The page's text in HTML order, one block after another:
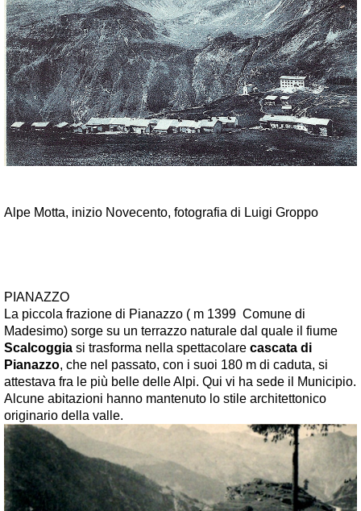
Alpe Motta, inizio Novecento, fotografia di Luigi Groppo
PIANAZZO
La piccola frazione di Pianazzo ( m 1399 Comune di
Madesimo) sorge su un terrazzo naturale dal quale il fiume
Scalcoggia si trasforma nella spettacolare cascata di
Pianazzo, che nel passato, con i suoi 180 m di caduta, si
attestava fra le più belle delle Alpi. Qui vi ha sede il Municipio.
Alcune abitazioni hanno mantenuto lo stile architettonico
originario della valle.